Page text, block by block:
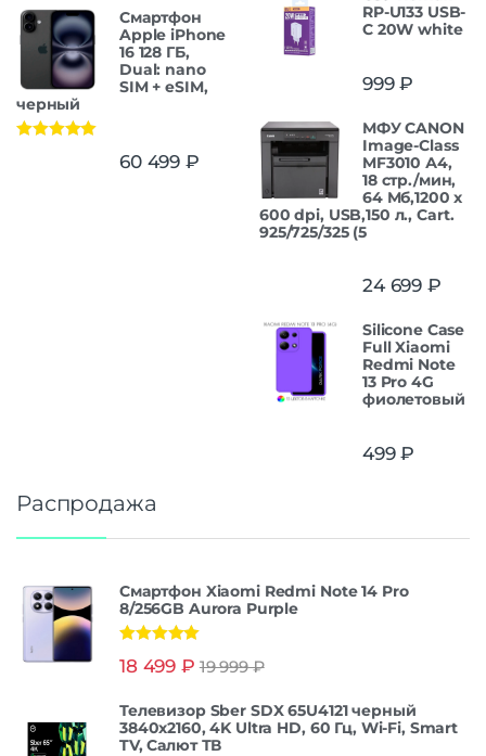
Смартфон
Apple iPhone
16 128 ГБ,
Dual: nano
SIM + eSIM,
черный
60 499 ₽
RP-U133 USB-
C 20W white
999₽
МФУ CANON
Image-Class
MF3010 А4,
18 стр./мин,
64 Мб,1200 x
600 dpi, USB,150 л., Cart.
925/725/325 (5
24 699 ₽
Silicone Case
Full Xiaomi
Redmi Note
13 Pro 4G
фиолетовый
499₽
Распродажа
Смартфон Xiaomi Redmi Note 14 Pro
8/256GB Aurora Purple
из 5
18 499 ₽ 19 999₽
Телевизор Sber SDX 65U4121 черный
3840x2160, 4K Ultra HD, 60 Гц, Wi-Fi, Smart
TV, Салют ТВ